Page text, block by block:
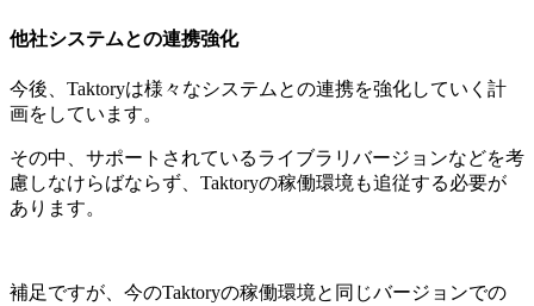
他社システムとの連携強化
今後、Taktoryは様々なシステムとの連携を強化していく計
画をしています。
その中、サポートされているライブラリバージョンなどを考
慮しなけらばならず、Taktoryの稼働環境も追従する必要が
あります。
補足ですが、今のTaktoryの稼働環境と同じバージョンでの